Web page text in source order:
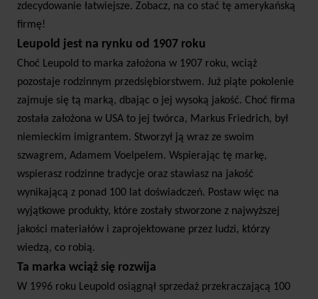
zdecydowanie łatwiejsze. Zobacz, na co stać tę amerykańską
firmę!
Leupold jest na rynku od 1907 roku
Choć Leupold to marka założona w 1907 roku, wciąż
pozostaje rodzinnym przedsiębiorstwem. Już piąte pokolenie
zajmuje się tą marką, dbając o jej wysoką jakość. Choć firma
została założona w USA to jej twórca, Markus Friedrich, był
niemieckim imigrantem. Stworzył ją wraz ze swoim
szwagrem, Adamem Voelpelem. Wspierając tę markę,
wspierasz rodzinne tradycje oraz stawiasz na jakość
wynikającą z ponad 100 lat doświadczeń. Postaw więc na
wyjątkowe produkty, które zostały stworzone z najwyższej
jakości materiałów i zaprojektowane przez ludzi, którzy
wiedzą, co robią.
Ta marka wciąż się rozwija
W 1996 roku Leupold osiągnął sprzedaż przekraczającą 100